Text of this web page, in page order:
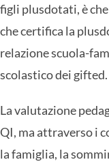
figli plusdotati, è
che certifica la
relazione scuola-
scolastico dei gifted.
La valutazione
QI, ma attraverso i
la famiglia, la